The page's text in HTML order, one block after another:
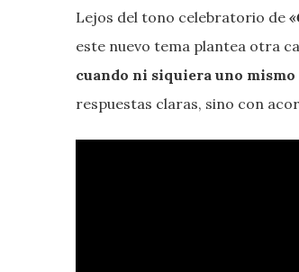
Lejos del tono celebratorio de
este nuevo tema plantea otra
cuando ni siquiera uno
respuestas claras, sino con